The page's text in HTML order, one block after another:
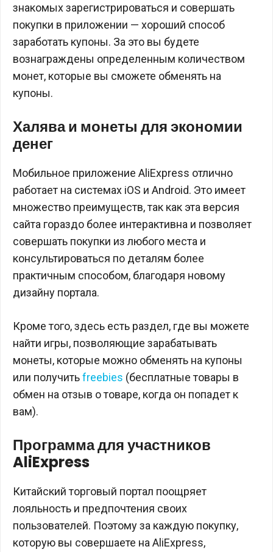
знакомых зарегистрироваться и совершать
покупки в приложении — хороший способ
заработать купоны. За это вы будете
вознаграждены определенным количеством
монет, которые вы сможете обменять на
купоны.
Халява и монеты для экономии
денег
Мобильное приложение AliExpress отлично
работает на системах iOS и Android. Это имеет
множество преимуществ, так как эта версия
сайта гораздо более интерактивна и позволяет
совершать покупки из любого места и
консультироваться по деталям более
практичным способом, благодаря новому
дизайну портала.
Кроме того, здесь есть раздел, где вы можете
найти игры, позволяющие зарабатывать
монеты, которые можно обменять на купоны
или получитьfreebies (бесплатные товары в
обмен на отзыв о товаре, когда он попадет к
вам).
Программа для участников
AliExpress
Китайский торговый портал поощряет
лояльность и предпочтения своих
пользователей. Поэтому за каждую покупку,
которую вы совершаете на AliExpress,